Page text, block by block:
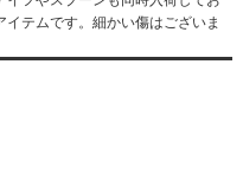
テムです。細かい傷はございま